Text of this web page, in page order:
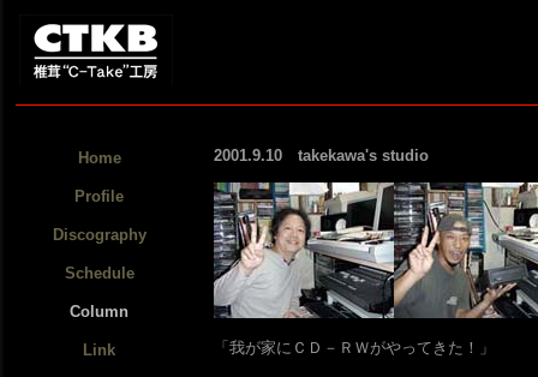
Home
Profile
Discography
Schedule
Column
Link
2001.9.10 takekawa's studio
「我が家にＣＤ－ＲＷがやってきた！」